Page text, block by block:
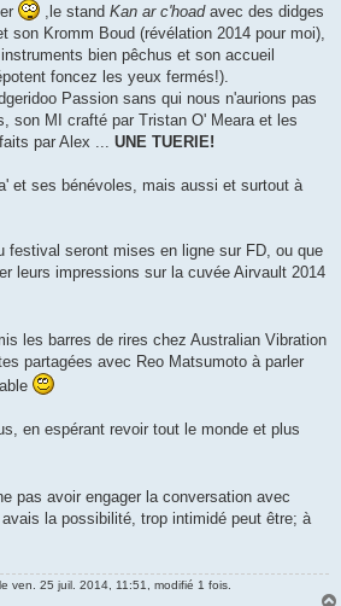
,le stand Kan ar c'hoadavec des didges
son Kromm Boud (révélation 2014 pour moi),
bien pêchus et son accueil
foncez les yeux fermés!).
Passion sans qui nous n'aurions pas
son MI crafté par Tristan O' Meara et les
par Alex ... UNE TUERIE!
et ses bénévoles, mais aussi et surtout à
festival seront mises en ligne sur FD, ou que
leurs impressions sur la cuvée Airvault 2014
les barres de rires chez Australian Vibration
partagées avec Reo Matsumoto à parler
en espérant revoir tout le monde et plus
pas avoir engager la conversation avec
la possibilité, trop intimidé peut être; à
le ven. 25 juil. 2014, 11:51, modifié 1 fois.